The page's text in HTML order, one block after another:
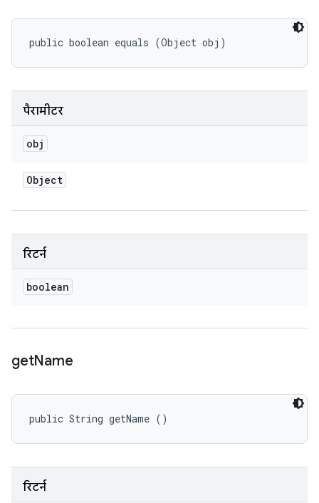
public boolean equals (Object obj)
पैरामीटर
obj
Object
रिटर्न
boolean
getName
public String getName ()
रिटर्न